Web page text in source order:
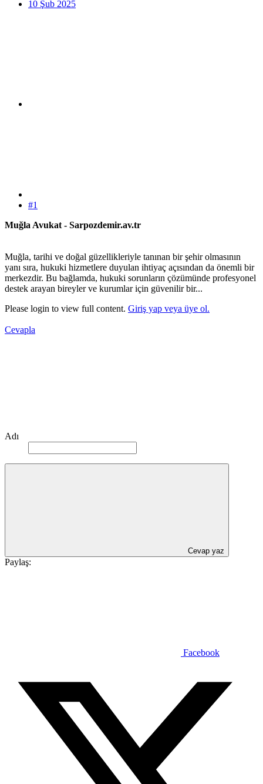
10 Şub 2025
#1
Muğla Avukat - Sarpozdemir.av.tr
Muğla, tarihi ve doğal güzellikleriyle tanınan bir şehir olmasının
yanı sıra, hukuki hizmetlere duyulan ihtiyaç açısından da önemli bir
merkezdir. Bu bağlamda, hukuki sorunların çözümünde profesyonel
destek arayan bireyler ve kurumlar için güvenilir bir...
Please login to view full content. Giriş yap veya üye ol.
Cevapla
Adı
Cevap yaz
Paylaş:
Facebook